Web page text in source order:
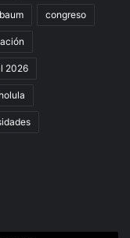
congreso
2026